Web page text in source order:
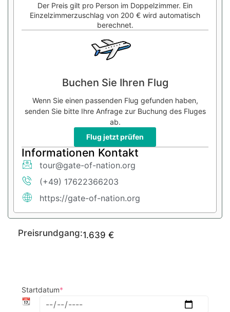
Der Preis gilt pro Person im Doppelzimmer. Ein
Einzelzimmerzuschlag von 200 € wird automatisch
berechnet.
Buchen Sie Ihren Flug
Wenn Sie einen passenden Flug gefunden haben,
senden Sie bitte Ihre Anfrage zur Buchung des Fluges
ab.
Flug jetzt prüfen
Informationen Kontakt
tour@gate-of-nation.org
(+49) 17622366203
https://gate-of-nation.org
Preisrundgang:1.639 €
Startdatum*
📆